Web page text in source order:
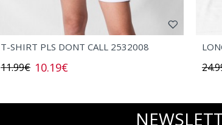
T-SHIRT PLS DONT CALL 2532008
10.19€
11.99€